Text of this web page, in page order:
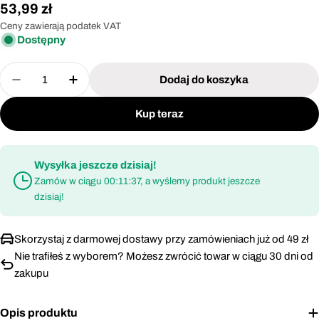
Cena
regularna
53,99 zł
Ceny zawierają podatek VAT
Dostępny
Ilość
Zmniejsz ilość dla Pochłaniacze do półmasek
Zwiększ ilość dla Pochłaniacze do
Dodaj do koszyka
Kup teraz
Wysyłka jeszcze dzisiaj!
Zamów w ciągu 00:11:37, a wyślemy produkt jeszcze
dzisiaj!
Skorzystaj z darmowej dostawy przy zamówieniach już od 49 zł
Nie trafiłeś z wyborem? Możesz zwrócić towar w ciągu 30 dni od
zakupu
Opis produktu